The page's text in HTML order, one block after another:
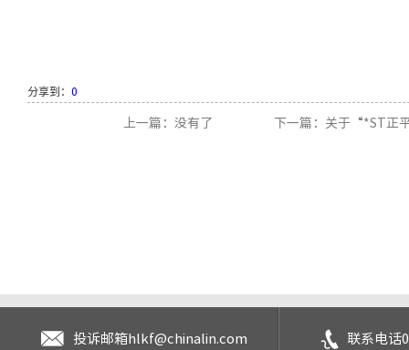
分享到： 0
上一篇：没有了 下一篇：关于“*ST正
投诉邮箱 hlkf@chinalin.com 联系电话